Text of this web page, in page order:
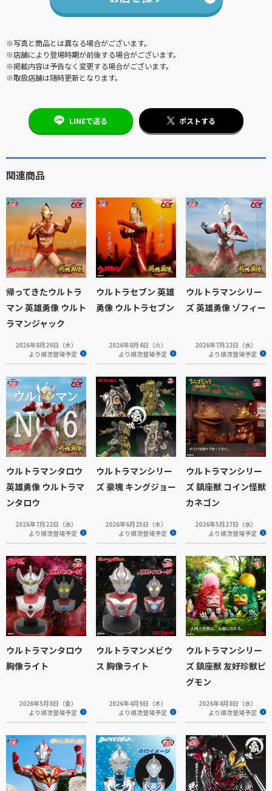
※写真と商品とは異なる場合がございます。
※店舗により登場時期が前後する場合がございます。
※掲載内容は予告なく変更する場合がございます。
※取扱店舗は随時更新となります。
LINEで送る ポストする
関連商品
帰ってきたウルトラ
マン 英雄勇像 ウルト
ラマンジャック
2026年8月20日（木）
より順次登場予定
ウルトラセブン 英雄
勇像 ウルトラセブン
2026年8月4日（火）
より順次登場予定
ウルトラマンシリー
ズ 英雄勇像 ゾフィー
2026年7月22日（水）
より順次登場予定
ウルトラマンタロウ
英雄勇像 ウルトラマ
ンタロウ
2026年7月22日（水）
より順次登場予定
ウルトラマンシリー
ズ 豪塊 キングジョー
2026年6月25日（木）
より順次登場予定
ウルトラマンシリー
ズ 鎮座獣 コイン怪獣
カネゴン
2026年5月27日（水）
より順次登場予定
ウルトラマンタロウ
胸像ライト
2026年5月8日（金）
より順次登場予定
ウルトラマンメビウ
ス 胸像ライト
2026年4月9日（木）
より順次登場予定
ウルトラマンシリー
ズ 鎮座獣 友好珍獣ピ
グモン
2026年4月8日（水）
より順次登場予定